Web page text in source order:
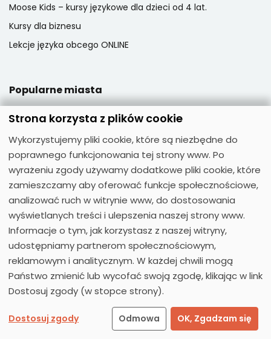
Moose Kids – kursy językowe dla dzieci od 4 lat.
Kursy dla biznesu
Lekcje języka obcego ONLINE
Popularne miasta
Wrocław
Warszawa
Poznań
Katowice
Lublin
Popularne przedmioty
Język angielski
Język niemiecki
Język hiszpański
Język francuski
Strona korzysta z plików cookie
Wykorzystujemy pliki cookie, które są niezbędne do
poprawnego funkcjonowania tej strony www. Po
wyrażeniu zgody używamy dodatkowe pliki cookie, które
zamieszczamy aby oferować funkcje społecznościowe,
analizować ruch w witrynie www, do dostosowania
wyświetlanych treści i ulepszenia naszej strony www.
Informacje o tym, jak korzystasz z naszej witryny,
udostępniamy partnerom społecznościowym,
reklamowym i analitycznym. W każdej chwili mogą
Państwo zmienić lub wycofać swoją zgodę, klikając w link
Dostosuj zgody (w stopce strony).
Dostosuj zgody Odmowa OK, Zgadzam się